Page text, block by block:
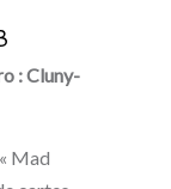
: Cluny-
Mad